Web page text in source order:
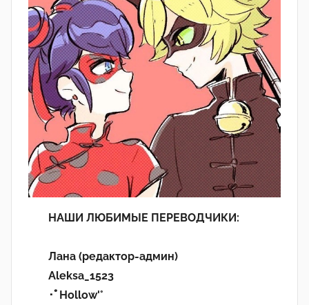
НАШИ ЛЮБИМЫЕ ПЕРЕВОДЧИКИ:
Лана (редактор-админ)
Aleksa_1523
･ﾟHollow'°